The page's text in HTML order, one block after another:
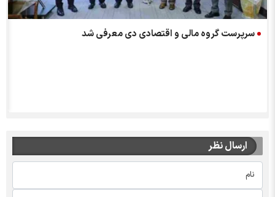
سرپرست گروه مالی و اقتصادی دی معرفی شد
ارسال نظر